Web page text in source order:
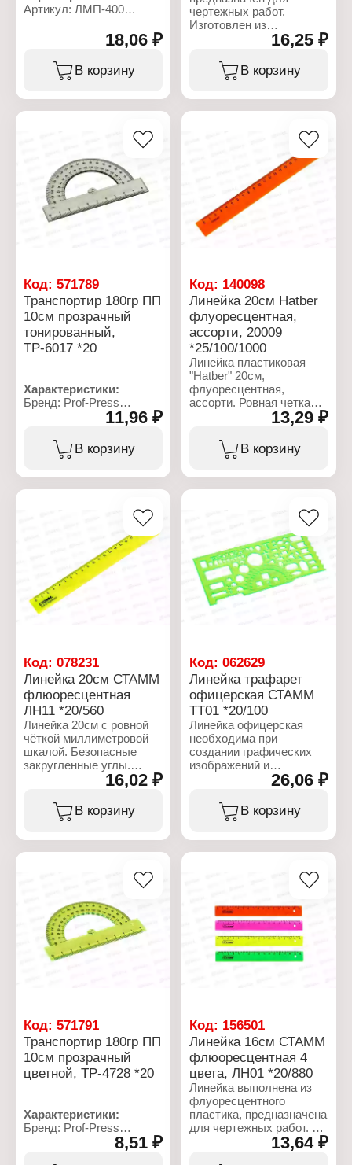
Артикул: ЛМП-400
Длина разметки: 40 см
Материал: дерево
Цвет градуировки:
черный
односторонняя
18,06 ₽
В корзину
чертежных работ.
Изготовлен из
сертифицированного
полистирола, имеет
ровную, четкую
миллиметровую шкалу
Тип товара: Линейка
Тип линейки:
Транспортир
Окружность: 180
градусов
Длина: 10 см
16,25 ₽
В корзину
Код: 571789
Транспортир 180гр ПП
10см прозрачный
тонированный,
ТР-6017 *20
Характеристики:
Бренд: Prof-Press
Артикул: ТР-6017
Тип товара: Линейка
Тип линейки:
Транспортир
Цвет градуировки:
11,96 ₽
В корзину
Код: 140098
Линейка 20см Hatber
флуоресцентная,
ассорти, 20009
*25/100/1000
Линейка пластиковая
"Hatber" 20см,
флуоресцентная,
ассорти. Ровная четкая
миллиметровая шкала.
закругленные углы.
Предназначена для
Торговая марка: Hatber
Артикул: 33782
Тип товара: Линейка
Цвет: флуоресцентная,
ассорти
Длина: 20 см
Материал: пластиковая
13,29 ₽
В корзину
Код: 078231
Линейка 20см СТАММ
флюоресцентная
ЛН11 *20/560
Линейка 20см с ровной
чёткой миллиметровой
шкалой. Безопасные
закругленные углы.
Гладкая глянцевая
Характеристики:
Цвет: флуоресцентная
Материал: пластиковая
16,02 ₽
В корзину
Код:062629
Линейка трафарет
офицерская СТАММ
ТТ01 *20/100
Линейка офицерская
необходима при
создании графических
изображений и
построении карт.
тактических элементов и
линейку 20 см с
Артикул: ТТ01
Тип товара: Линейка
Тип линейки: офицерская
Цвет: зеленая
Длина: 20 см
26,06 ₽
В корзину
Код: 571791
Транспортир 180гр ПП
10см прозрачный
цветной, ТР-4728 *20
Характеристики:
Бренд: Prof-Press
Артикул: ТР-4728
Тип товара: Линейка
8,51 ₽
Код: 156501
Линейка 16см СТАММ
флюоресцентная 4
цвета, ЛН01 *20/880
Линейка выполнена из
флуоресцентного
пластика, предназначена
для чертежных работ. На
линейку нанесена13,64 ₽